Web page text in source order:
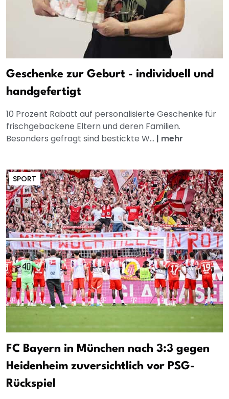
Geschenke zur Geburt - individuell und
handgefertigt
10 Prozent Rabatt auf personalisierte Geschenke für
frischgebackene Eltern und deren Familien.
Besonders gefragt sind bestickte W... | mehr
SPORT
FC Bayern in München nach 3:3 gegen
Heidenheim zuversichtlich vor PSG-
Rückspiel